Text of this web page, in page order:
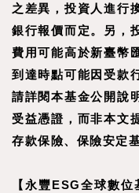
之差異，投資人進行
銀行報價而定。另，
費用可能高於新臺幣
到達時點可能因受款
請詳閱本基金公開說
受益憑證，而非本文
存款保險、保險安定
【永豐ESG全球數